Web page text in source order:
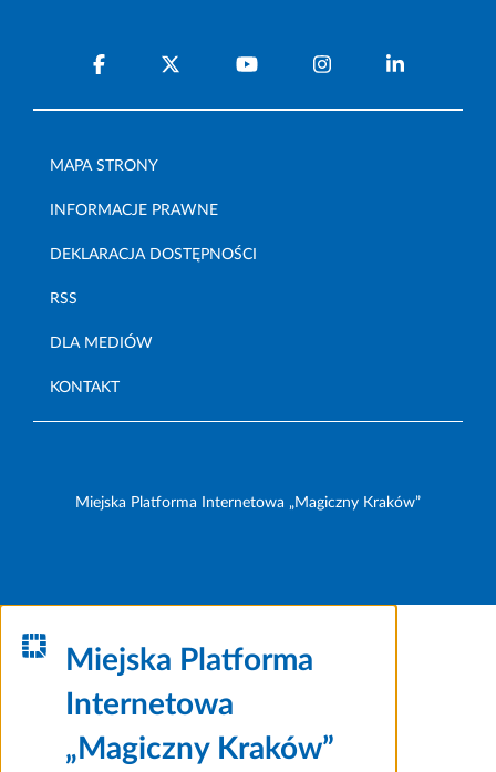
MAPA STRONY
INFORMACJE PRAWNE
DEKLARACJA DOSTĘPNOŚCI
RSS
DLA MEDIÓW
KONTAKT
Miejska Platforma Internetowa „Magiczny Kraków”
Miejska Platforma
Internetowa
„Magiczny Kraków”